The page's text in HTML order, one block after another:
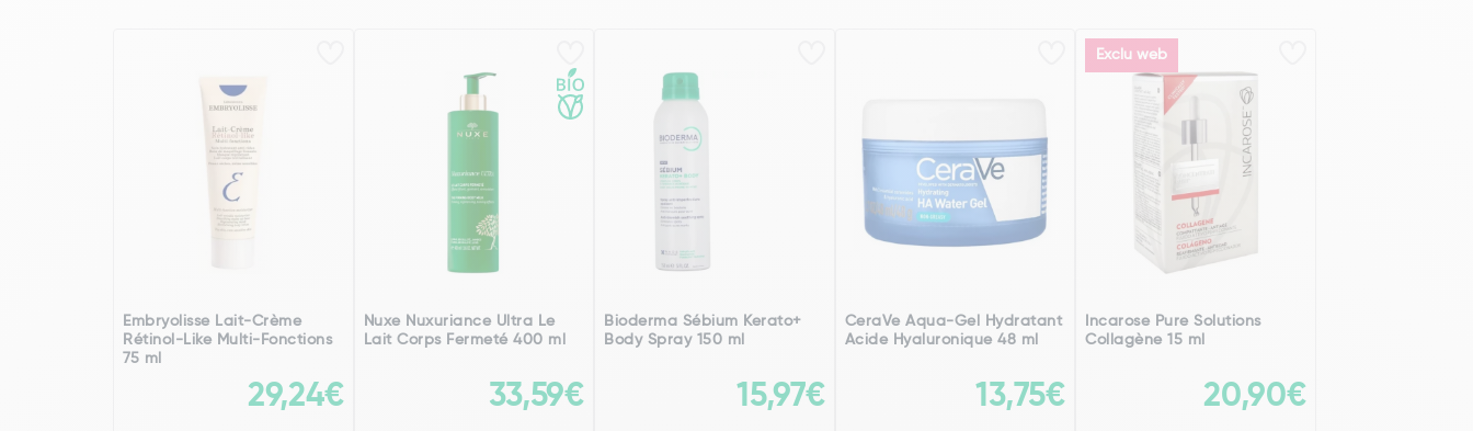
Embryolisse Lait-Crème
Rétinol-Like Multi-Fonctions
75 ml
29,24€
Nuxe Nuxuriance Ultra Le
Lait Corps Fermeté 400 ml
33,59€
Bioderma Sébium Kerato+
Body Spray 150 ml
15,97€
CeraVe Aqua-Gel Hydratant
Acide Hyaluronique 48 ml
13,75€
Exclu web
Incarose Pure Solutions
Collagène 15 ml
20,90€